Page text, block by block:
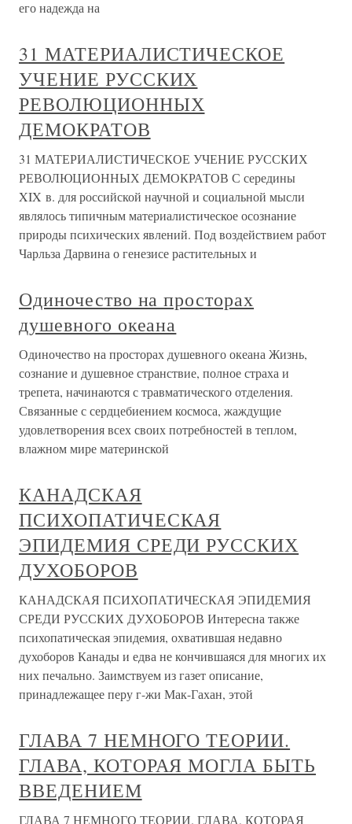
его надежда на
31 МАТЕРИАЛИСТИЧЕСКОЕ
УЧЕНИЕ РУССКИХ
РЕВОЛЮЦИОННЫХ
ДЕМОКРАТОВ
31 МАТЕРИАЛИСТИЧЕСКОЕ УЧЕНИЕ РУССКИХ
РЕВОЛЮЦИОННЫХ ДЕМОКРАТОВ С середины
XIX в. для российской научной и социальной мысли
являлось типичным материалистическое осознание
природы психических явлений. Под воздействием работ
Чарльза Дарвина о генезисе растительных и
Одиночество на просторах
душевного океана
Одиночество на просторах душевного океана Жизнь,
сознание и душевное странствие, полное страха и
трепета, начинаются с травматического отделения.
Связанные с сердцебиением космоса, жаждущие
удовлетворения всех своих потребностей в теплом,
влажном мире материнской
КАНАДСКАЯ
ПСИХОПАТИЧЕСКАЯ
ЭПИДЕМИЯ СРЕДИ РУССКИХ
ДУХОБОРОВ
КАНАДСКАЯ ПСИХОПАТИЧЕСКАЯ ЭПИДЕМИЯ
СРЕДИ РУССКИХ ДУХОБОРОВ Интересна также
психопатическая эпидемия, охватившая недавно
духоборов Канады и едва не кончившаяся для многих их
них печально. Заимствуем из газет описание,
принадлежащее перу г-жи Мак-Гахан, этой
ГЛАВА 7 НЕМНОГО ТЕОРИИ.
ГЛАВА, КОТОРАЯ МОГЛА БЫТЬ
ВВЕДЕНИЕМ
ГЛАВА 7 НЕМНОГО ТЕОРИИ. ГЛАВА, КОТОРАЯ